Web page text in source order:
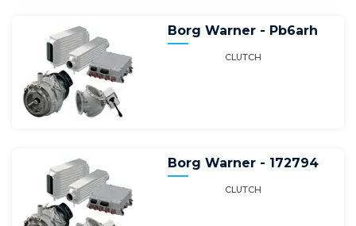
Borg Warner - Pb6arh
CLUTCH
Borg Warner - 172794
CLUTCH